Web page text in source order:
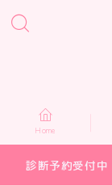
Home
診断メニュー
Home
診断予約受付中